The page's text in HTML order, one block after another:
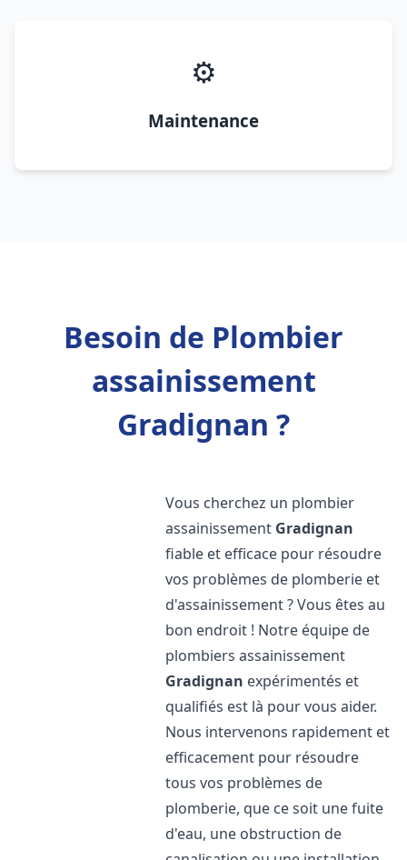
⚙️
Maintenance
Besoin de Plombier
assainissement
Gradignan ?
Vous cherchez un plombier
assainissement Gradignan
fiable et efficace pour résoudre
vos problèmes de plomberie et
d'assainissement ? Vous êtes au
bon endroit ! Notre équipe de
plombiers assainissement
Gradignan expérimentés et
qualifiés est là pour vous aider.
Nous intervenons rapidement et
efficacement pour résoudre
tous vos problèmes de
plomberie, que ce soit une fuite
d'eau, une obstruction de